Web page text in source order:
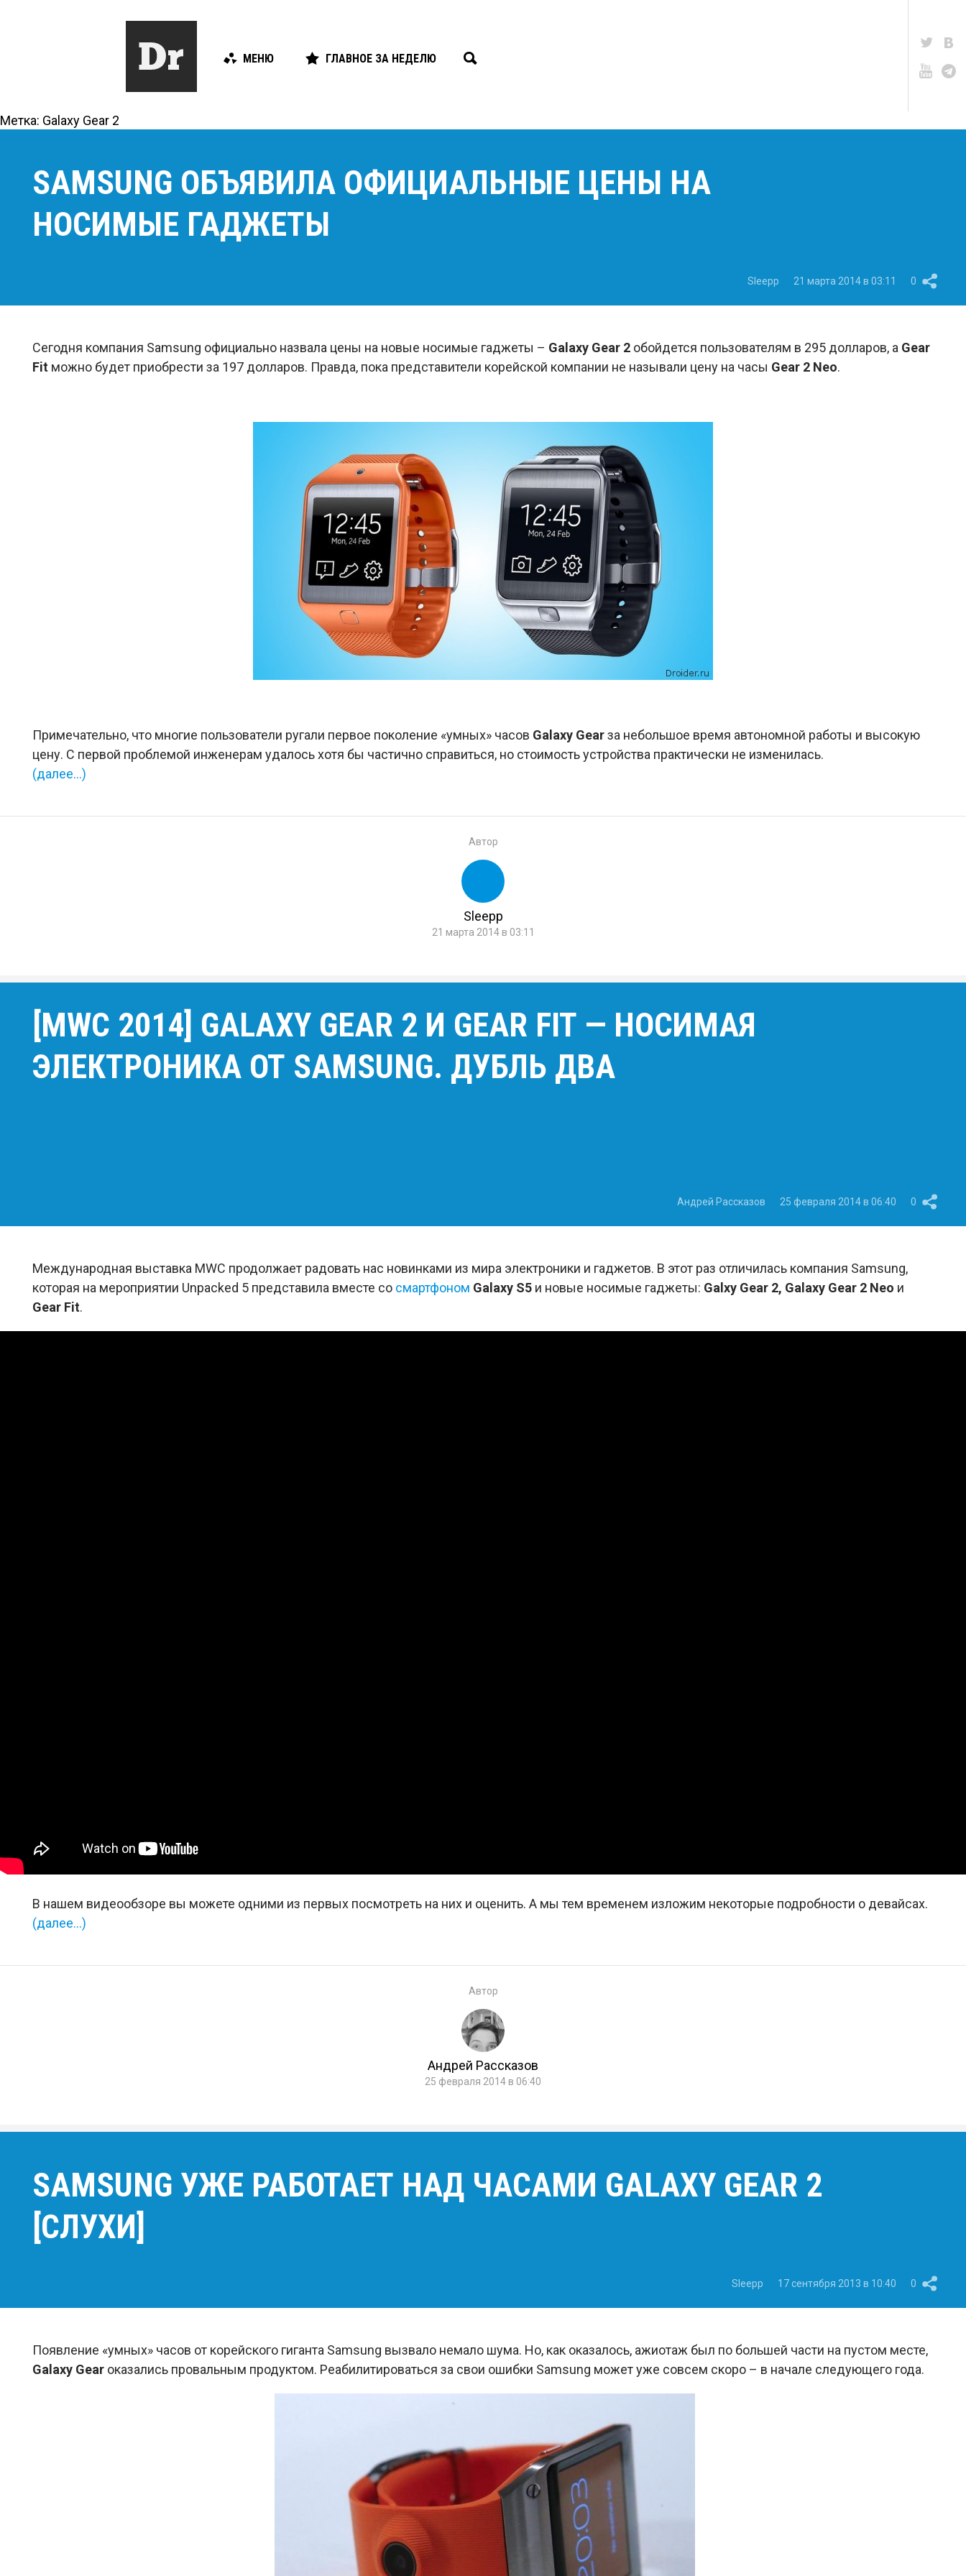
МЕНЮ ГЛАВНОЕ ЗА НЕДЕЛЮ
Метка: Galaxy Gear 2
SAMSUNG ОБЪЯВИЛА ОФИЦИАЛЬНЫЕ ЦЕНЫ НА
НОСИМЫЕ ГАДЖЕТЫ
Sleepp 21 марта 2014 в 03:11 0
Сегодня компания Samsung официально назвала цены на новые носимые гаджеты – Galaxy Gear 2 обойдется пользователям в 295 долларов, а Gear
Fit можно будет приобрести за 197 долларов. Правда, пока представители корейской компании не называли цену на часы Gear 2 Neo.
Примечательно, что многие пользователи ругали первое поколение «умных» часов Galaxy Gearза небольшое время автономной работы и высокую
цену. С первой проблемой инженерам удалось хотя бы частично справиться, но стоимость устройства практически не изменилась.
(далее…)
Автор
Sleepp
21 марта 2014 в 03:11
[MWC 2014] GALAXY GEAR 2 И GEAR FIT — НОСИМАЯ
ЭЛЕКТРОНИКА ОТ SAMSUNG. ДУБЛЬ ДВА
Андрей Рассказов 25 февраля 2014 в 06:40 0
Международная выставка MWC продолжает радовать нас новинками из мира электроники и гаджетов. В этот раз отличилась компания Samsung,
которая на мероприятии Unpacked 5 представила вместе со смартфоном Galaxy S5 и новые носимые гаджеты: Galxy Gear 2, Galaxy Gear 2 Neo и
Gear Fit.
В нашем видеообзоре вы можете одними из первых посмотреть на них и оценить. А мы тем временем изложим некоторые подробности о девайсах.
(далее…)
Автор
Андрей Рассказов
25 февраля 2014 в 06:40
SAMSUNG УЖЕ РАБОТАЕТ НАД ЧАСАМИ GALAXY GEAR 2
[СЛУХИ]
Sleepp 17 сентября 2013 в 10:40 0
Появление «умных» часов от корейского гиганта Samsung вызвало немало шума. Но, как оказалось, ажиотаж был по большей части на пустом месте,
Galaxy Gear оказались провальным продуктом. Реабилитироваться за свои ошибки Samsung может уже совсем скоро – в начале следующего года.